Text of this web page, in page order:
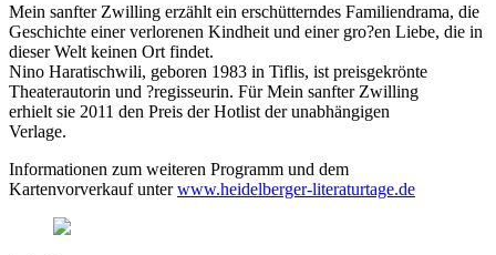
Mein sanfter Zwilling erzählt ein erschütterndes Familiendrama, die
Geschichte einer verlorenen Kindheit und einer gro?en Liebe, die in
dieser Welt keinen Ort findet.
Nino Haratischwili, geboren 1983 in Tiflis, ist preisgekrönte
Theaterautorin und ?regisseurin. Für Mein sanfter Zwilling
erhielt sie 2011 den Preis der Hotlist der unabhängigen
Verlage.
Informationen zum weiteren Programm und dem
Kartenvorverkauf unterwww.heidelberger-literaturtage.de